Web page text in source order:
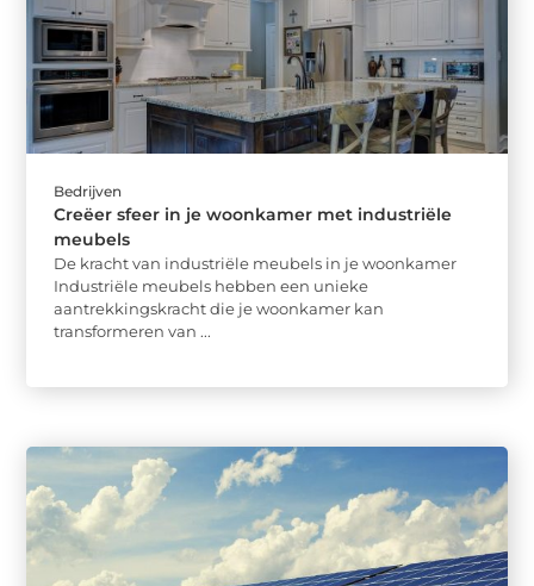
Bedrijven
Creëer sfeer in je woonkamer met industriële
meubels
De kracht van industriële meubels in je woonkamer
Industriële meubels hebben een unieke
aantrekkingskracht die je woonkamer kan
transformeren van ...